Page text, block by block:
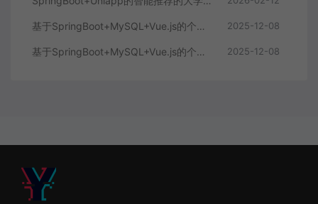
基于SpringBoot+MySQL+Vue.js的个人健康管理系统(附论文) 2025-12-08
基于SpringBoot+MySQL+Vue.js的个性化推荐电商系统(附论文) 2025-12-08